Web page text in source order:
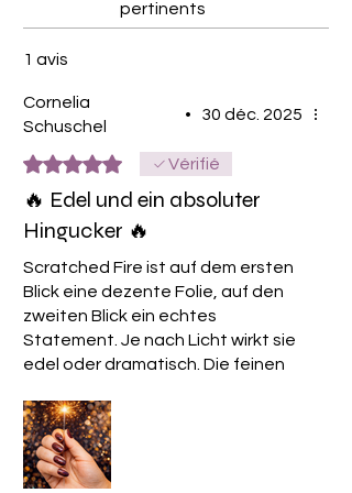
pertinents
1 avis
Cornelia
Schuschel
• 30 déc. 2025
Noté 5 sur 5. Vérifié
🔥 Edel und ein absoluter
Hingucker 🔥
Scratched Fire ist auf dem ersten
Blick eine dezente Folie, auf den
zweiten Blick ein echtes
Statement. Je nach Licht wirkt sie
edel oder dramatisch. Die feinen
Strukturen geben Tiefe, sehen
getragen sogar noch besser aus
als auf Fotos.